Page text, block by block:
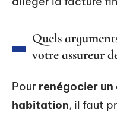
Quels
votre assureur
Pour renégocier un
habitation, il faut